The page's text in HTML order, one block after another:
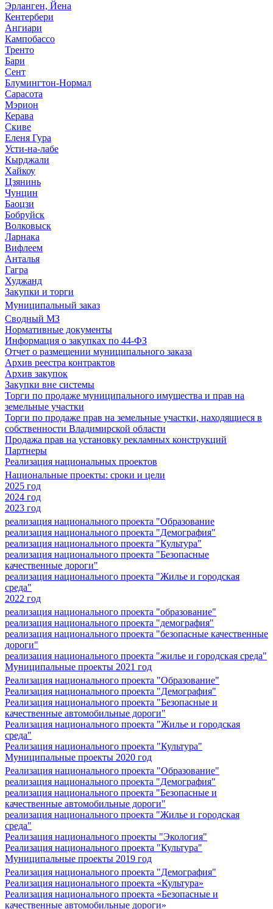
Эрланген, Йена
Кентербери
Ангиари
Кампобассо
Тренто
Бари
Сент
Блумингтон-Нормал
Сарасота
Мэрион
Керава
Скиве
Еленя Гура
Усти-на-лабе
Кырджали
Хайкоу
Цзянинь
Чунцин
Баоцзи
Бобруйск
Волковыск
Ларнака
Вифлеем
Анталья
Гагра
Худжанд
Закупки и торги
Муниципальный заказ
Сводный МЗ
Нормативные документы
Информация о закупках по 44-ФЗ
Отчет о размещении муниципального заказа
Архив реестра контрактов
Архив закупок
Закупки вне системы
Торги по продаже муниципального имущества и прав на
земельные участки
Торги по продаже прав на земельные участки, находящиеся в
собственности Владимирской области
Продажа прав на установку рекламных конструкций
Партнеры
Реализация национальных проектов
Национальные проекты: сроки и цели
2025 год
2024 год
2023 год
реализация национального проекта "Образование
реализация национального проекта "Демография"
реализация национального проекта "Культура"
реализация национального проекта "Безопасные
качественные дороги"
реализация национального проекта "Жилье и городская
среда"
2022 год
реализация национального проекта "образование"
реализация национального проекта "демография"
реализация национального проекта "безопасные качественные
дороги"
реализация национального проекта "жилье и городская среда"
Муниципальные проекты 2021 год
Реализация национального проекта "Образование"
Реализация национального проекта "Демография"
Реализация национального проекта "Безопасные и
качественные автомобильные дороги"
Реализация национального проекта "Жилье и городская
среда"
Реализация национального проекта "Культура"
Муниципальные проекты 2020 год
Реализация национального проекта "Образование"
реализация национального проекта "Демография"
реализация национального проекта "Безопасные и
качественные автомобильные дороги"
реализация национального проекта "Жилье и городская
среда"
Реализация национального проекты "Экология"
Реализация национального проекта "Культура"
Муниципальные проекты 2019 год
Реализация национального проекта "Демография"
Реализация национального проекта «Культура»
Реализация национального проекта «Безопасные и
качественные автомобильные дороги»